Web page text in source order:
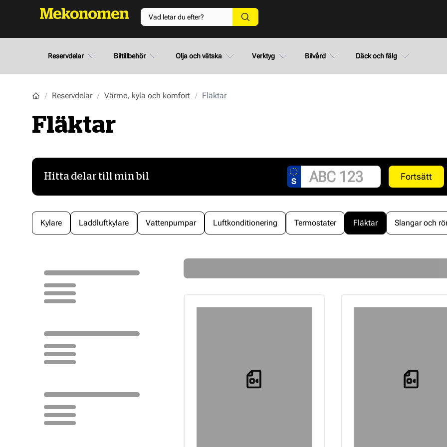
Reservdelar Biltillbehör Olja och vätska Verktyg Bilvård Däck och fälg
Reservdelar Värme, kyla och komfort Fläktar
Fläktar
Hitta delar till min bil Fortsätt
Kylare Laddluftkylare Vattenpumpar Luftkonditionering Termostater Fläktar Slangar och
Loading... Loading...